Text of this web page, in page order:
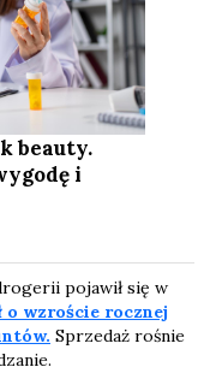
beauty.
i
pojawił się w
o wzroście rocznej
Sprzedaż rośnie